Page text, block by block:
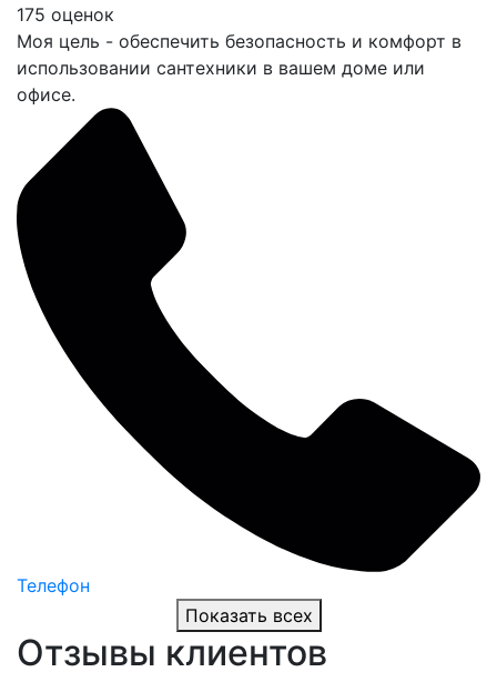
175 оценок
Моя цель - обеспечить безопасность и комфорт в
использовании сантехники в вашем доме или
офисе.
Телефон
Показать всех
Отзывы клиентов